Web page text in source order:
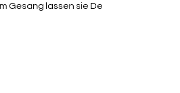
Gesang lassen sie De